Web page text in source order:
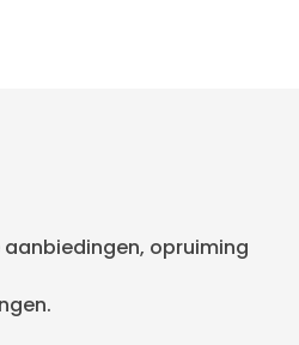
opruiming